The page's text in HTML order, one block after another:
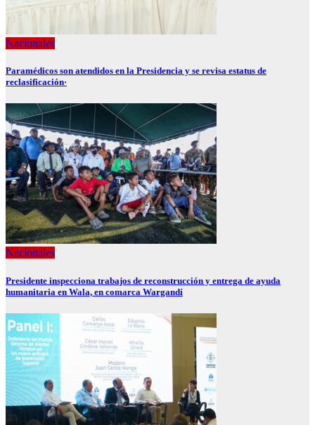
Nacionales
Paramédicos son atendidos en la Presidencia y se revisa estatus de
reclasificación·
Nacionales
Presidente inspecciona trabajos de reconstrucción y entrega de ayuda
humanitaria en Wala, en comarca Wargandí